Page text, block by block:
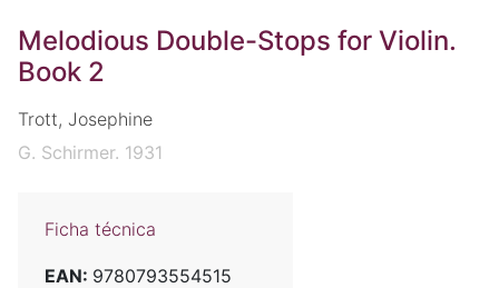
Melodious Double-Stops for Violin.
Book 2
Trott, Josephine
G. Schirmer. 1931
Ficha técnica
EAN: 9780793554515